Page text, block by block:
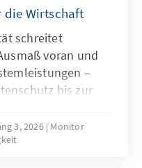
die Wirtschaft
schreitet
voran und
–
bis zur
Treibern des
entstehen
3, 2026 Monitor